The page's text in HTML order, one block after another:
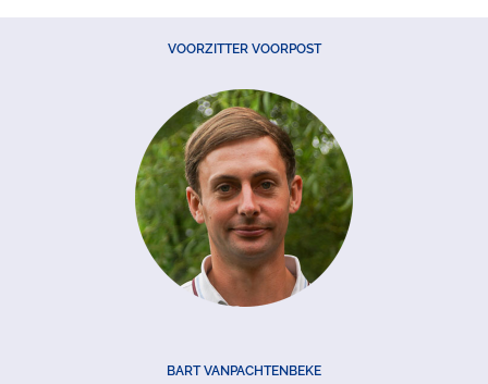
VOORZITTER VOORPOST
BART VANPACHTENBEKE